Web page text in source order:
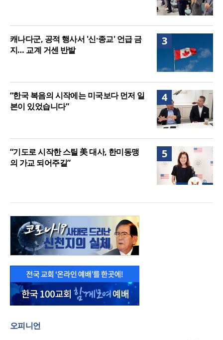
3
캐나다군, 공적 행사서 '신·종교' 언급 금
지… 교계 거센 반발
4
“한국 복음의 시작에는 미국보다 먼저 일
본이 있었습니다”
5
“기도로 시작한 스틸 美 대사, 한미동맹
의 가교 되어주길”
오피니언